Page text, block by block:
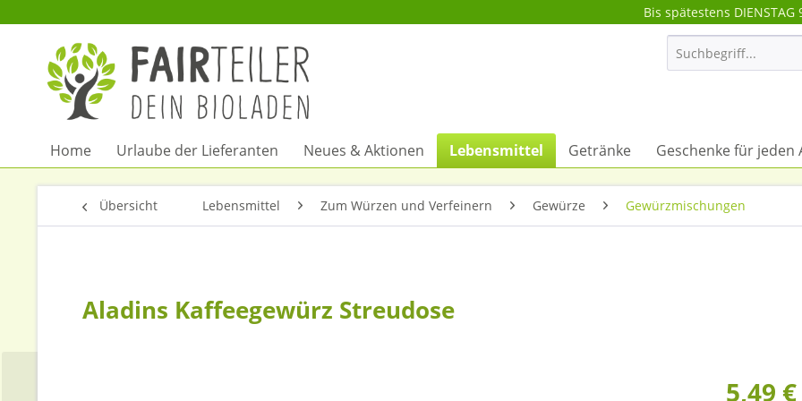
Bis spätestens
Home Urlaube der Lieferanten Neues & Aktionen Lebensmittel Getränke Geschenke für jeden
Übersicht Lebensmittel Zum Würzen und Verfeinern Gewürze Gewürzmischungen
Aladins Kaffeegewürz Streudose
5,49 €